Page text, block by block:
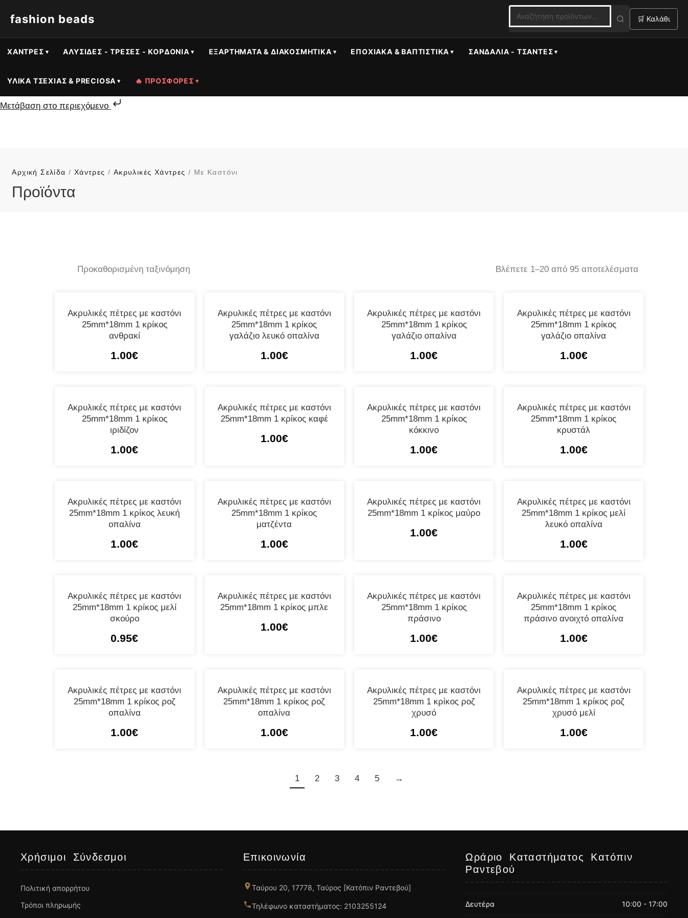
fashion beads 🛒 Καλάθι
ΧΆΝΤΡΕΣ ΑΛΥΣΊΔΕΣ - ΤΡΈΣΕΣ - ΚΟΡΔΌΝΙΑ ΕΞΑΡΤΉΜΑΤΑ & ΔΙΑΚΟΣΜΗΤΙΚΆ ΕΠΟΧΙΑΚΆ & ΒΑΠΤΙΣΤΙΚΆ ΣΑΝΔΆΛΙΑ - ΤΣΆΝΤΕΣ
ΥΛΙΚΆ ΤΣΕΧΊΑΣ & PRECIOSA 🔥 ΠΡΟΣΦΟΡΕΣ
Μετάβαση στο περιεχόμενο
Αρχική Σελίδα / Χάντρες / Ακρυλικές Χάντρες / Με Καστόνι
Προϊόντα
Βλέπετε 1–20 από 95 αποτελέσματα
Ακρυλικές πέτρες με καστόνι
25mm*18mm 1 κρίκος
ανθρακί
1.00€
Ακρυλικές πέτρες με καστόνι
25mm*18mm 1 κρίκος
γαλάζιο λευκό οπαλίνα
1.00€
Ακρυλικές πέτρες με καστόνι
25mm*18mm 1 κρίκος
γαλάζιο οπαλίνα
1.00€
Ακρυλικές πέτρες με καστόνι
25mm*18mm 1 κρίκος
γαλάζιο οπαλίνα
1.00€
Ακρυλικές πέτρες με καστόνι
25mm*18mm 1 κρίκος
ιριδίζον
1.00€
Ακρυλικές πέτρες με καστόνι
25mm*18mm 1 κρίκος καφέ
1.00€
Ακρυλικές πέτρες με καστόνι
25mm*18mm 1 κρίκος
κόκκινο
1.00€
Ακρυλικές πέτρες με καστόνι
25mm*18mm 1 κρίκος
κρυστάλ
1.00€
Ακρυλικές πέτρες με καστόνι
25mm*18mm 1 κρίκος λευκή
οπαλίνα
1.00€
Ακρυλικές πέτρες με καστόνι
25mm*18mm 1 κρίκος
ματζέντα
1.00€
Ακρυλικές πέτρες με καστόνι
25mm*18mm 1 κρίκος μαύρο
1.00€
Ακρυλικές πέτρες με καστόνι
25mm*18mm 1 κρίκος μελί
λευκό οπαλίνα
1.00€
Ακρυλικές πέτρες με καστόνι
25mm*18mm 1 κρίκος μελί
σκούρο
0.95€
Ακρυλικές πέτρες με καστόνι
25mm*18mm 1 κρίκος μπλε
1.00€
Ακρυλικές πέτρες με καστόνι
25mm*18mm 1 κρίκος
πράσινο
1.00€
Ακρυλικές πέτρες με καστόνι
25mm*18mm 1 κρίκος
πράσινο ανοιχτό οπαλίνα
1.00€
Ακρυλικές πέτρες με καστόνι
25mm*18mm 1 κρίκος ροζ
οπαλίνα
1.00€
Ακρυλικές πέτρες με καστόνι
25mm*18mm 1 κρίκος ροζ
οπαλίνα
1.00€
Ακρυλικές πέτρες με καστόνι
25mm*18mm 1 κρίκος ροζ
χρυσό
1.00€
Ακρυλικές πέτρες με καστόνι
25mm*18mm 1 κρίκος ροζ
χρυσό μελί
1.00€
1 2 3 4 5 →
Χρήσιμοι Σύνδεσμοι
Πολιτική απορρήτου
Τρόποι πληρωμής
Επικοινωνία
Ταύρου 20, 17778, Ταύρος [Κατόπιν Ραντεβού]
Τηλέφωνο καταστήματος: 2103255124
Ωράριο Καταστήματος Κατόπιν
Ραντεβού
Δευτέρα 10:00 - 17:00